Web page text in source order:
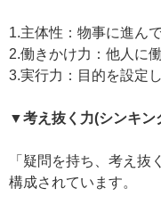
1.主体性：物事に進ん
2.働きかけ力：他人に
3.実行力：目的を設定
▼考え抜く力(シンキン
「疑問を持ち、考え
構成されています。